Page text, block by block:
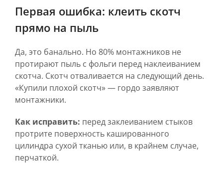
Первая ошибка: клеить скотч
прямо на пыль
Да, это банально. Но 80% монтажников не
протирают пыль с фольги перед наклеиванием
скотча. Скотч отваливается на следующий день.
«Купили плохой скотч» — гордо заявляют
монтажники.
Как исправить: перед заклеиванием стыков
протрите поверхность кашированного
цилиндра сухой тканью или, в крайнем случае,
перчаткой.